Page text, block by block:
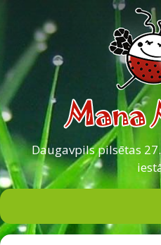
Daugavpils pilsētas